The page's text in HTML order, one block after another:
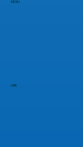
MENU
LINK